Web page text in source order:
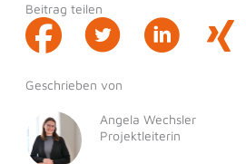
Beitrag teilen
Geschrieben von
Angela Wechsler
Projektleiterin